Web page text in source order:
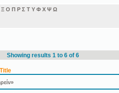
Ξ Ο Π Ρ Σ Τ Υ Φ Χ Ψ Ω
Showing results 1 to 6 of 6
Title